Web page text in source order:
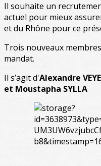
Il souhaite un
actuel pour mieux
et du Rhône pour ce
Trois nouveaux
mandat.
Il s’agit d'Alexandre
et Moustapha SYLLA